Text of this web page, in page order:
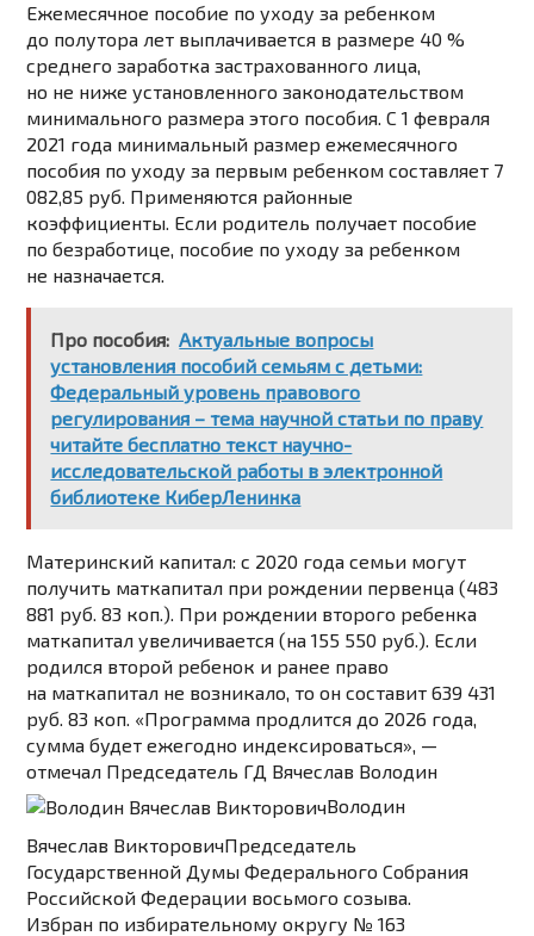
Ежемесячное пособие по уходу за ребенком
до полутора лет выплачивается в размере 40 %
среднего заработка застрахованного лица,
но не ниже установленного законодательством
минимального размера этого пособия. С 1 февраля
2021 года минимальный размер ежемесячного
пособия по уходу за первым ребенком составляет 7
082,85 руб. Применяются районные
коэффициенты. Если родитель получает пособие
по безработице, пособие по уходу за ребенком
не назначается.
Про пособия: Актуальные вопросы
установления пособий семьям с детьми:
Федеральный уровень правового
регулирования – тема научной статьи по праву
читайте бесплатно текст научно-
исследовательской работы в электронной
библиотеке КиберЛенинка
Материнский капитал:с 2020 года семьи могут
получить маткапитал при рождении первенца (483
881 руб. 83 коп.). При рождении второго ребенка
маткапитал увеличивается (на 155 550 руб.). Если
родился второй ребенок и ранее право
на маткапитал не возникало, то он составит 639 431
руб. 83 коп. «Программа продлится до 2026 года,
сумма будет ежегодно индексироваться», —
отмечал Председатель ГД Вячеслав Володин
Володин
Вячеслав ВикторовичПредседатель
Государственной Думы Федерального Собрания
Российской Федерации восьмого созыва.
Избран по избирательному округу № 163